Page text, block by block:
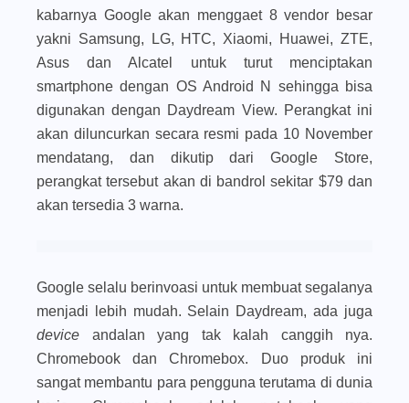
kabarnya Google akan menggaet 8 vendor besar
yakni Samsung, LG, HTC, Xiaomi, Huawei, ZTE,
Asus dan Alcatel untuk turut menciptakan
smartphone dengan OS Android N sehingga bisa
digunakan dengan Daydream View. Perangkat ini
akan diluncurkan secara resmi pada 10 November
mendatang, dan dikutip dari Google Store,
perangkat tersebut akan di bandrol sekitar $79 dan
akan tersedia 3 warna.
Google selalu berinvoasi untuk membuat segalanya
menjadi lebih mudah. Selain Daydream, ada juga
device andalan yang tak kalah canggih nya.
Chromebook dan Chromebox. Duo produk ini
sangat membantu para pengguna terutama di dunia